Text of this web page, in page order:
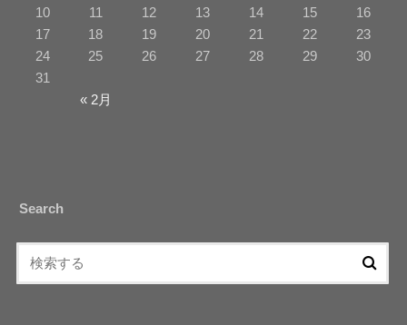
« 2月
10
11 12 13 14 15
16
17
18 19 20 21 22
23
24
25 26 27 28 29
30
31
Search